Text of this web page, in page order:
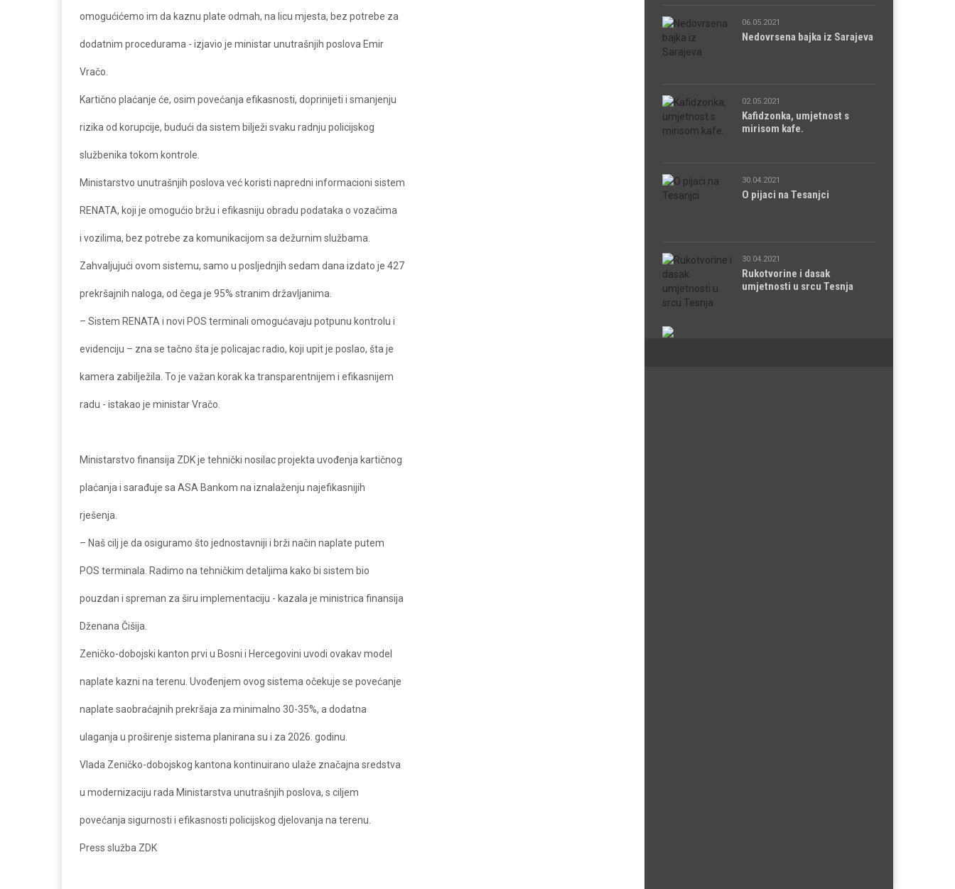
omogućićemo im da kaznu plate odmah, na licu mjesta, bez potrebe za
dodatnim procedurama - izjavio je ministar unutrašnjih poslova Emir
Vračo.
Kartično plaćanje će, osim povećanja efikasnosti, doprinijeti i smanjenju
rizika od korupcije, budući da sistem bilježi svaku radnju policijskog
službenika tokom kontrole.
Ministarstvo unutrašnjih poslova već koristi napredni informacioni sistem
RENATA, koji je omogućio bržu i efikasniju obradu podataka o vozačima
i vozilima, bez potrebe za komunikacijom sa dežurnim službama.
Zahvaljujući ovom sistemu, samo u posljednjih sedam dana izdato je 427
prekršajnih naloga, od čega je 95% stranim državljanima.
– Sistem RENATA i novi POS terminali omogućavaju potpunu kontrolu i
evidenciju – zna se tačno šta je policajac radio, koji upit je poslao, šta je
kamera zabilježila. To je važan korak ka transparentnijem i efikasnijem
radu - istakao je ministar Vračo.
Ministarstvo finansija ZDK je tehnički nosilac projekta uvođenja kartičnog
plaćanja i sarađuje sa ASA Bankom na iznalaženju najefikasnijih
rješenja.
– Naš cilj je da osiguramo što jednostavniji i brži način naplate putem
POS terminala. Radimo na tehničkim detaljima kako bi sistem bio
pouzdan i spreman za širu implementaciju - kazala je ministrica finansija
Dženana Čišija.
Zeničko-dobojski kanton prvi u Bosni i Hercegovini uvodi ovakav model
naplate kazni na terenu. Uvođenjem ovog sistema očekuje se povećanje
naplate saobraćajnih prekršaja za minimalno 30-35%, a dodatna
ulaganja u proširenje sistema planirana su i za 2026. godinu.
Vlada Zeničko-dobojskog kantona kontinuirano ulaže značajna sredstva
u modernizaciju rada Ministarstva unutrašnjih poslova, s ciljem
povećanja sigurnosti i efikasnosti policijskog djelovanja na terenu.
Press služba ZDK
06.05.2021
Nedovrsena bajka iz Sarajeva
02.05.2021
Kafidzonka, umjetnost s
mirisom kafe.
30.04.2021
O pijaci na Tesanjci
30.04.2021
Rukotvorine i dasak
umjetnosti u srcu Tesnja